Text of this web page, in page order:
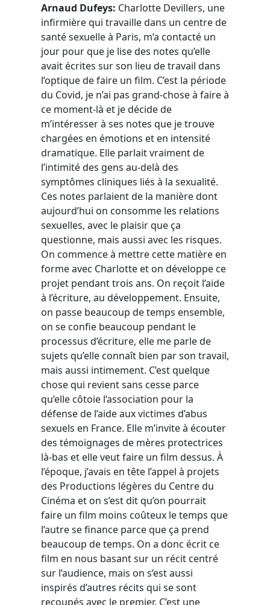
Arnaud Dufeys: Charlotte Devillers, une
infirmière qui travaille dans un centre de
santé sexuelle à Paris, m’a contacté un
jour pour que je lise des notes qu’elle
avait écrites sur son lieu de travail dans
l’optique de faire un film. C’est la période
du Covid, je n’ai pas grand-chose à faire à
ce moment-là et je décide de
m’intéresser à ses notes que je trouve
chargées en émotions et en intensité
dramatique. Elle parlait vraiment de
l’intimité des gens au-delà des
symptômes cliniques liés à la sexualité.
Ces notes parlaient de la manière dont
aujourd’hui on consomme les relations
sexuelles, avec le plaisir que ça
questionne, mais aussi avec les risques.
On commence à mettre cette matière en
forme avec Charlotte et on développe ce
projet pendant trois ans. On reçoit l’aide
à l’écriture, au développement. Ensuite,
on passe beaucoup de temps ensemble,
on se confie beaucoup pendant le
processus d’écriture, elle me parle de
sujets qu’elle connaît bien par son travail,
mais aussi intimement. C’est quelque
chose qui revient sans cesse parce
qu’elle côtoie l’association pour la
défense de l’aide aux victimes d’abus
sexuels en France. Elle m’invite à écouter
des témoignages de mères protectrices
là-bas et elle veut faire un film dessus. À
l’époque, j’avais en tête l’appel à projets
des Productions légères du Centre du
Cinéma et on s’est dit qu’on pourrait
faire un film moins coûteux le temps que
l’autre se finance parce que ça prend
beaucoup de temps. On a donc écrit ce
film en nous basant sur un récit centré
sur l’audience, mais on s’est aussi
inspirés d’autres récits qui se sont
recoupés avec le premier. C’est une